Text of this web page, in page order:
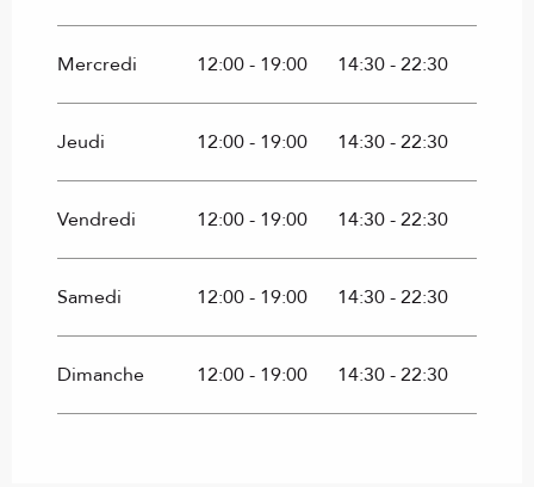
Mercredi 12:00 - 19:00 14:30 - 22:30
Jeudi 12:00 - 19:00 14:30 - 22:30
Vendredi 12:00 - 19:00 14:30 - 22:30
Samedi 12:00 - 19:00 14:30 - 22:30
Dimanche 12:00 - 19:00 14:30 - 22:30